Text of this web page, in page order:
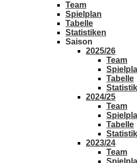
Team
Spielplan
Tabelle
Statistiken
Saison
2025/26
Team
Tabelle
2024/25
Team
Tabelle
2023/24
Team